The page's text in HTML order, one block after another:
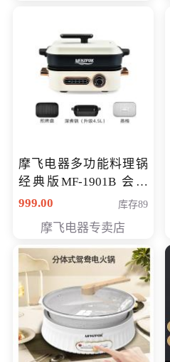
摩飞电器多功能料理锅
经典版MF-1901B 会员
专享价399元
999.00 库存89
摩飞电器专卖店